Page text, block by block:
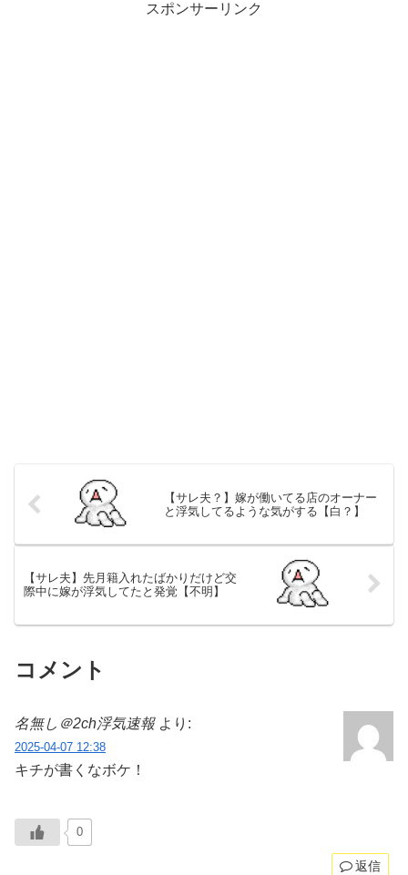
スポンサーリンク
【サレ夫？】嫁が働いてる店のオーナー
と浮気してるような気がする【白？】
【サレ夫】先月籍入れたばかりだけど交
際中に嫁が浮気してたと発覚【不明】
コメント
名無し＠2ch浮気速報 より:
2025-04-07 12:38
キチが書くなボケ！
0
返信